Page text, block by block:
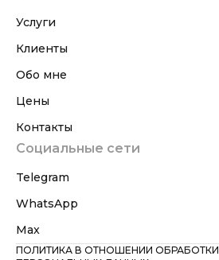
Услуги
Клиенты
Обо мне
Цены
Контакты
Социальные сети
Telegram
WhatsApp
Max
ПОЛИТИКА В ОТНОШЕНИИ ОБРАБОТКИ